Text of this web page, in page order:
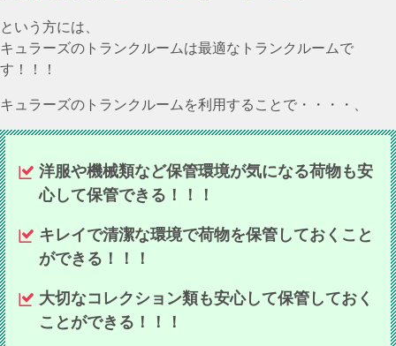
という方には、
キュラーズのトランクルームは最適なトランクルームで
す！！！
キュラーズのトランクルームを利用することで・・・・、
洋服や機械類など保管環境が気になる荷物も安
心して保管できる！！！
キレイで清潔な環境で荷物を保管しておくこと
ができる！！！
大切なコレクション類も安心して保管しておく
ことができる！！！